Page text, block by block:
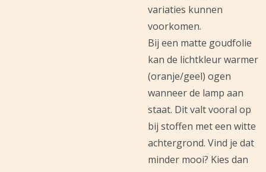
variaties kunnen
voorkomen.
Bij een matte goudfolie
kan de lichtkleur warmer
(oranje/geel) ogen
wanneer de lamp aan
staat. Dit valt vooral op
bij stoffen met een witte
achtergrond. Vind je dat
minder mooi? Kies dan